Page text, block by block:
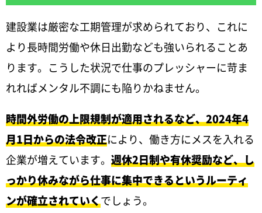
建設業は厳密な工期管理が求められており、これに
より長時間労働や休日出勤なども強いられることあ
ります。こうした状況で仕事のプレッシャーに苛ま
れればメンタル不調にも陥りかねません。
時間外労働の上限規制が適用されるなど、2024年4
月1日からの法令改正により、働き方にメスを入れる
企業が増えています。 週休2日制や有休奨励など、し
っかり休みながら仕事に集中できるというルーティ
ンが確立されていくでしょう。